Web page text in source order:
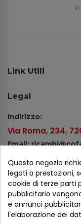
Link Utili
Legal
Indirizzo:
Via Roma, 234,
Email:
Tel.: +39 080 44
WhatsApp: +39
Metodi di
Questo negozio
legati a prestazioni,
cookie di terze parti
pubblicitario
e annunci
l'elaborazione dei